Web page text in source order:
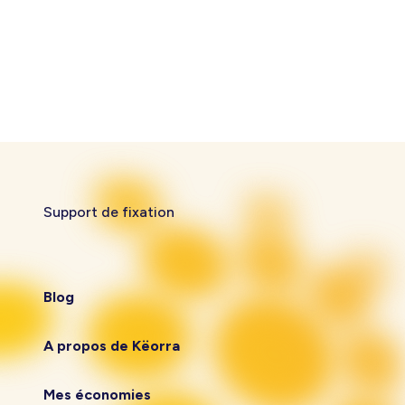
Support de fixation
Blog
A propos de Këorra
Mes économies